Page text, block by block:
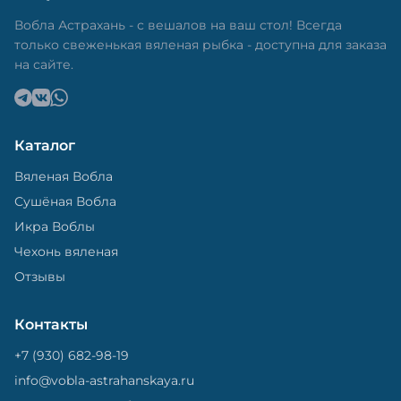
теряла влагу. Вяленая вобла — это не просто
вкусная еда, но и пример того, как можно сочетать
старые рецепты и современные технологии. Её
можно есть с напитками, и это будет очень вкусно.
Вобла Астрахань - с вешалов на ваш стол! Всегда
только свеженькая вяленая рыбка - доступна для заказа
на сайте.
Каталог
Вяленая Вобла
Сушёная Вобла
Икра Воблы
Чехонь вяленая
Отзывы
Контакты
+7 (930) 682-98-19
info@vobla-astrahanskaya.ru